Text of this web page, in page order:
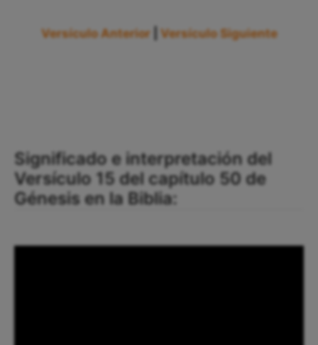
Versículo Anterior Versículo Siguiente
Significado e interpretación del
Versículo 15 del capítulo 50 de
Génesis en la Biblia: